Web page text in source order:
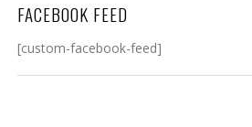
FACEBOOK FEED
[custom-facebook-feed]